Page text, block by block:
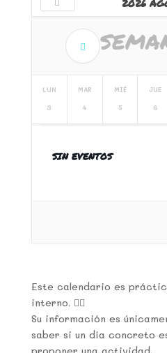
LUN
3
MAR
4
MIÉ
5
JUE
6
SIN EVENTOS
Este calendario es
interno. 👇🏼
Su información es
saber si un día concreto
proponer una actividad.